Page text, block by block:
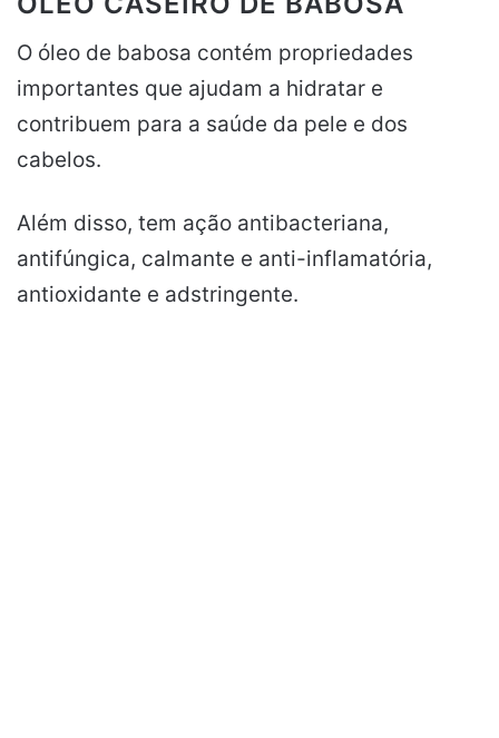
O óleo de babosa contém propriedades
importantes que ajudam a hidratar e
contribuem para a saúde da pele e dos
cabelos.
Além disso, tem ação antibacteriana,
antifúngica, calmante e anti-inflamatória,
antioxidante e adstringente.